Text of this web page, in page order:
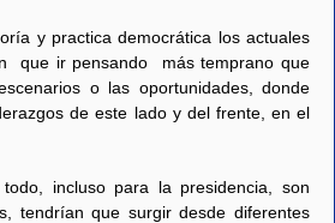
y practica democrática los actuales
que ir pensando más temprano que
o las oportunidades, donde
de este lado y del frente, en el
incluso para la presidencia, son
tendrían que surgir desde diferentes